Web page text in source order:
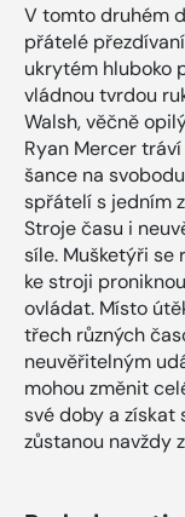
V tomto druhém
přátelé
ukrytém hluboko
vládnou tvrdou
Walsh, věčně
Ryan Mercer
šance na
spřátelí s jedním
Stroje času i
síle. Mušketýři se
ke stroji
ovládat. Místo
třech různých
neuvěřitelným
mohou změnit
své doby a získat
zůstanou navždy